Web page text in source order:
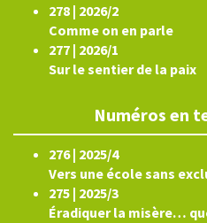
278 | 2026/2
Comme on en parle
277 | 2026/1
Sur le sentier de la paix
Numéros en
276 | 2025/4
Vers une école sans
275 | 2025/3
Éradiquer la misère…